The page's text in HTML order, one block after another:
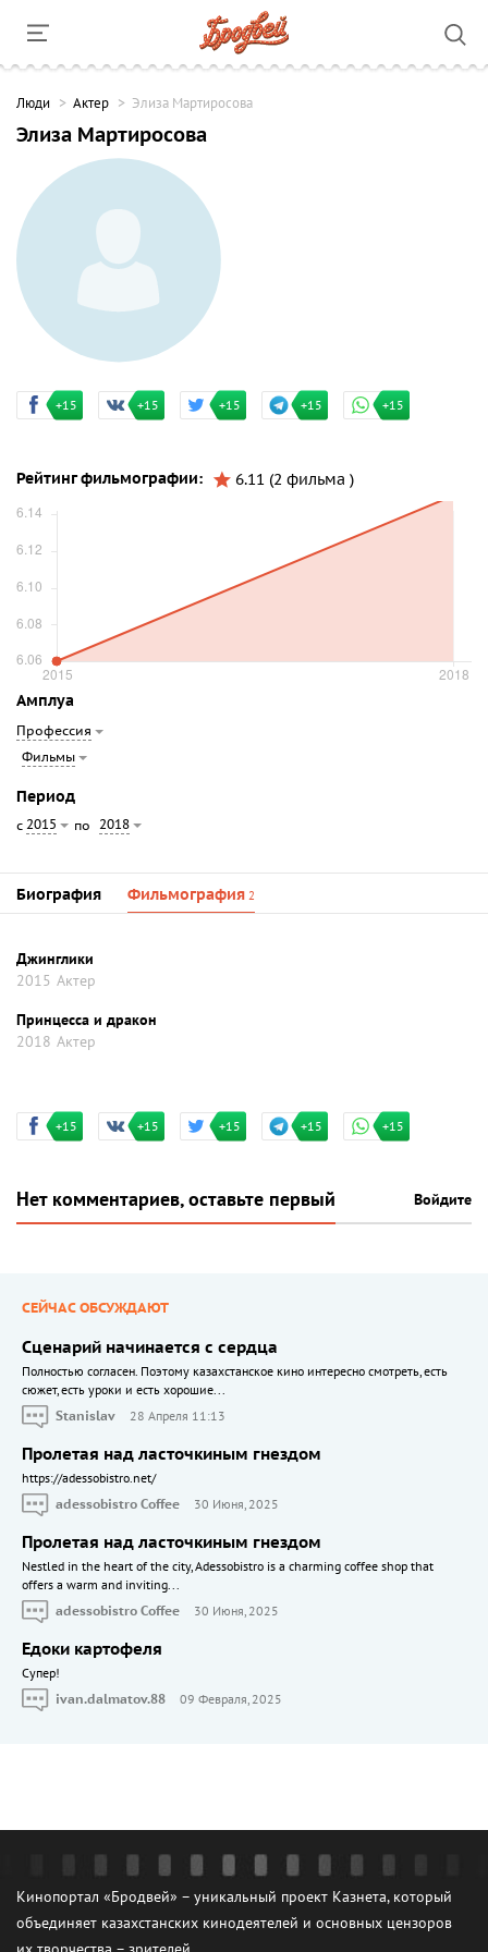
Люди Актер Элиза Мартиросова
Элиза Мартиросова
+15 +15 +15 +15 +15
Рейтинг фильмографии: 6.11 (2 фильма )
Амплуа
Профессия
Фильмы
Период
с 2015 по 2018
Биография Фильмография 2
Джинглики
2015 Актер
Принцесса и дракон
2018 Актер
+15 +15 +15 +15 +15
Нет комментариев, оставьте первый Войдите
СЕЙЧАС ОБСУЖДАЮТ
Сценарий начинается с сердца
Полностью согласен. Поэтому казахстанское кино интересно смотреть, есть
сюжет, есть уроки и есть хорошие...
Stanislav
28 Апреля 11:13
Пролетая над ласточкиным гнездом
https://adessobistro.net/
adessobistro Coffee
30 Июня, 2025
Пролетая над ласточкиным гнездом
Nestled in the heart of the city, Adessobistro is a charming coffee shop that
offers a warm and inviting...
adessobistro Coffee
30 Июня, 2025
Едоки картофеля
Cупер!
ivan.dalmatov.88
09 Февраля, 2025
Кинопортал «Бродвей» – уникальный проект Казнета, который
объединяет казахстанских кинодеятелей и основных цензоров